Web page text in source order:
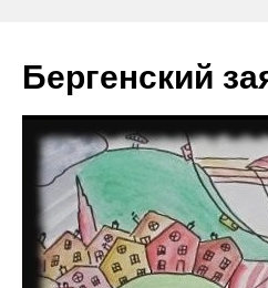
содержимому
Бергенский